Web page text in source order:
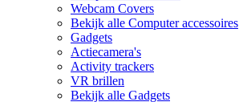
Webcam Covers
Bekijk alle Computer accessoires
Gadgets
Actiecamera's
Activity trackers
VR brillen
Bekijk alle Gadgets